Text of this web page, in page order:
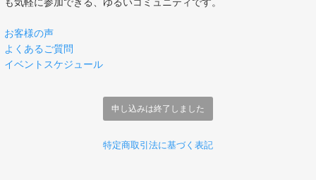
も気軽に参加できる、ゆるいコミュニティです。
お客様の声
よくあるご質問
イベントスケジュール
申し込みは終了しました
特定商取引法に基づく表記